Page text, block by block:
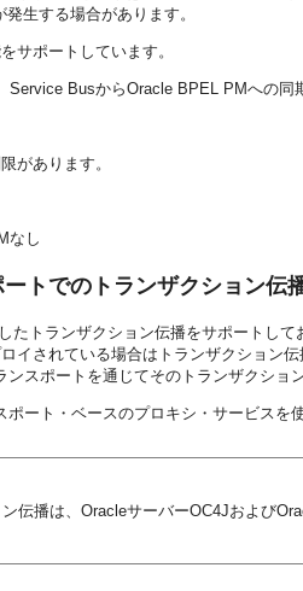
生する場合があります。
サポートしています。
Service BusからOracle BPEL PMへの同
があります。
なし
トでのトランザクション伝
たトランザクション伝播をサポートし
イされている場合はトランザクション
スポートを通じてそのトランザクシ
ート・ベースのプロキシ・サービス
ン伝播は、OracleサーバーOC4Jおよび